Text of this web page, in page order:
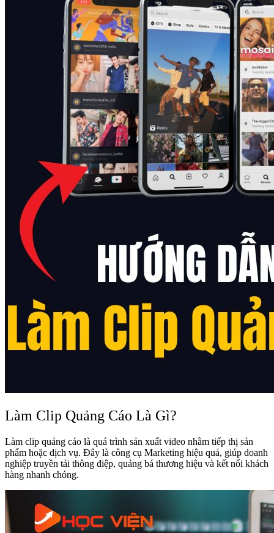
Làm Clip Quảng Cáo Là Gì?
Làm clip quảng cáo là quá trình sản xuất video nhằm tiếp thị sản
phẩm hoặc dịch vụ. Đây là công cụ Marketing hiệu quả, giúp doanh
nghiệp truyền tải thông điệp, quảng bá thương hiệu và kết nối khách
hàng nhanh chóng.